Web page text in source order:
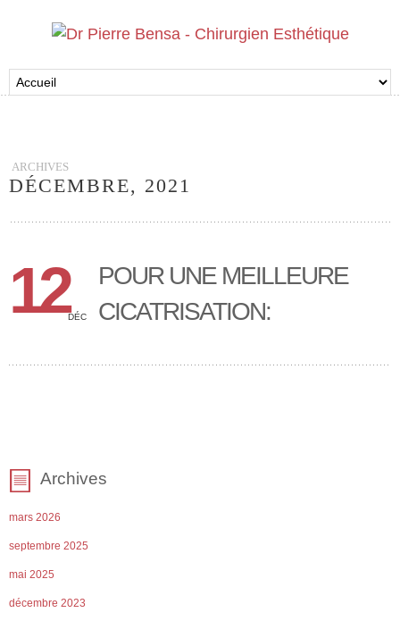
ARCHIVES
DÉCEMBRE, 2021
12DÉC
POUR UNE MEILLEURE
CICATRISATION:
Archives
mars 2026
septembre 2025
mai 2025
décembre 2023